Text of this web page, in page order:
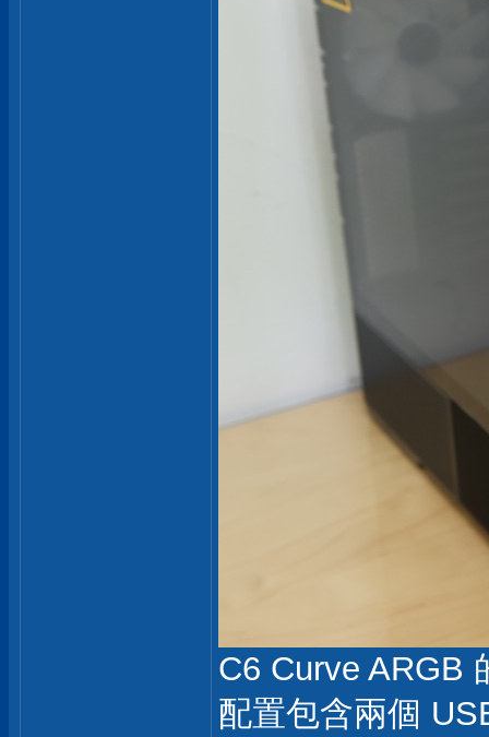
C6 Curve ARGB
配置包含兩個